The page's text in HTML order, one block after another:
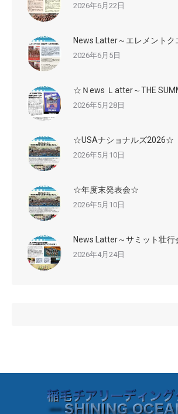
2026年6月22日
News Latter～エレメントク
2026年6月5日
☆Ｎews Ｌatter～THE
2026年5月28日
☆USAナショナルズ2026☆
2026年5月10日
☆年度末発表会☆
2026年5月10日
News Latter～サミット壮行
2026年4月24日